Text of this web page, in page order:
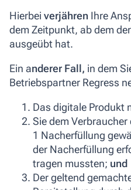
Hierbei verjähren Ihre
dem Zeitpunkt, ab dem
ausgeübt hat.
Ein anderer Fall, in dem
Betriebspartner Regress
Das digitale Produkt
Sie dem
1 Nacherfüllung
der Nacherfüllung
tragen mussten; und
Der geltend